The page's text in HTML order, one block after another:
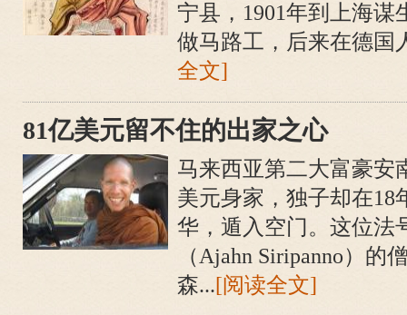
宁县，1901年到上海谋
做马路工，后来在德国
全文]
81亿美元留不住的出家之心
马来西亚第二大富豪安
美元身家，独子却在18
华，遁入空门。这位法
（Ajahn Siripanno）的
森...[阅读全文]